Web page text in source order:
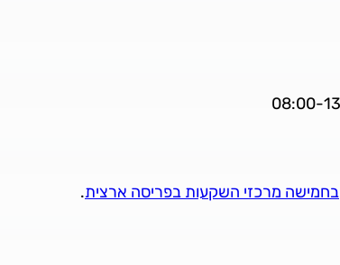
בחמישה מרכזי השקעות בפריסה ארצית.